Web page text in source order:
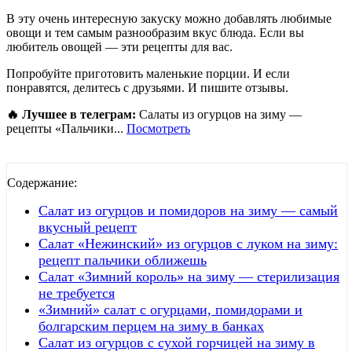
В эту очень интересную закуску можно добавлять любимые
овощи и тем самым разнообразим вкус блюда. Если вы
любитель овощей — эти рецепты для вас.
Попробуйте приготовить маленькие порции. И если
понравятся, делитесь с друзьями. И пишите отзывы.
🔥 Лучшее в телеграм: Салаты из огурцов на зиму —
рецепты «Пальчики... Посмотреть
Содержание:
Салат из огурцов и помидоров на зиму — самый
вкусный рецепт
Салат «Нежинский» из огурцов с луком на зиму:
рецепт пальчики оближешь
Салат «Зимний король» на зиму — стерилизация
не требуется
«Зимний» салат с огурцами, помидорами и
болгарским перцем на зиму в банках
Салат из огурцов с сухой горчицей на зиму в